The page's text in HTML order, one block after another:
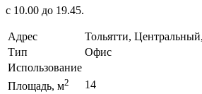
с 10.00 до 19.45.
Адрес
Тольятти,
Тип
Офис
Использование
Площадь, м2
14